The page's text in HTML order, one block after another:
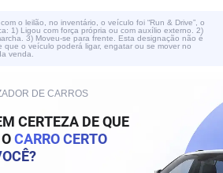
o leilão, no inventário, o veículo foi “Run & Drive”, o
1) Ligou com força própria ou com auxílio externo. 2)
3) Moveu-se para frente. Esta designação não é
que o veículo poderá ligar, engatar ou se mover no
venda.
DE CARROS
CERTEZA DE QUE
CARRO CERTO